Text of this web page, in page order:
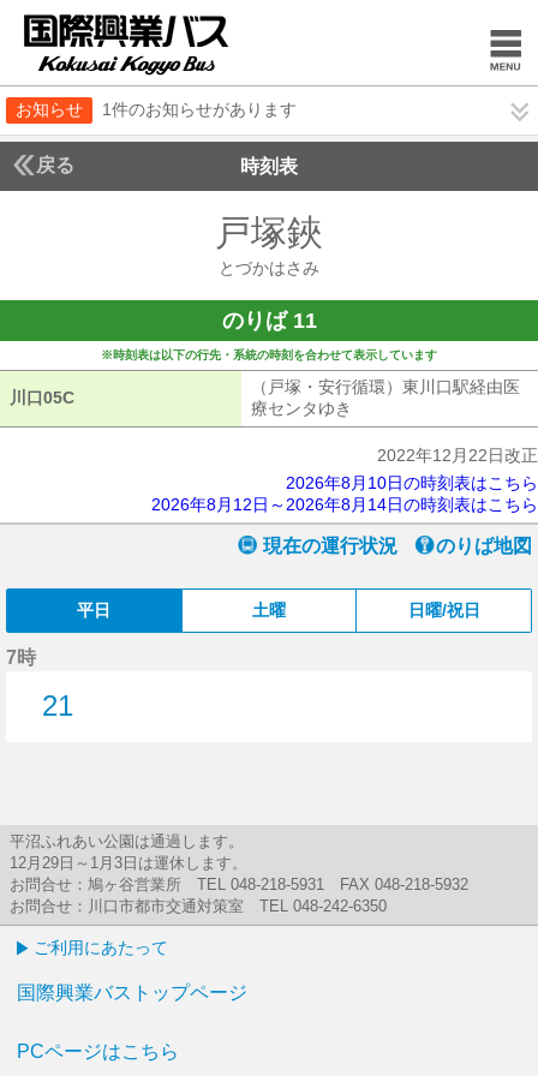
お知らせ 1件のお知らせがあります
戻る 時刻表
戸塚鋏
とづかはさみ
のりば 11
※時刻表は以下の行先・系統の時刻を合わせて表示しています
川口05C
（戸塚・安行循環）東川口駅経由医
療センタゆき
2022年12月22日改正
2026年8月10日の時刻表はこちら
2026年8月12日～2026年8月14日の時刻表はこちら
現在の運行状況 のりば地図
平日 土曜 日曜/祝日
7時
21
平沼ふれあい公園は通過します。
12月29日～1月3日は運休します。
お問合せ：鳩ヶ谷営業所 TEL 048-218-5931 FAX 048-218-5932
お問合せ：川口市都市交通対策室 TEL 048-242-6350
ご利用にあたって
国際興業バストップページ
PCページはこちら